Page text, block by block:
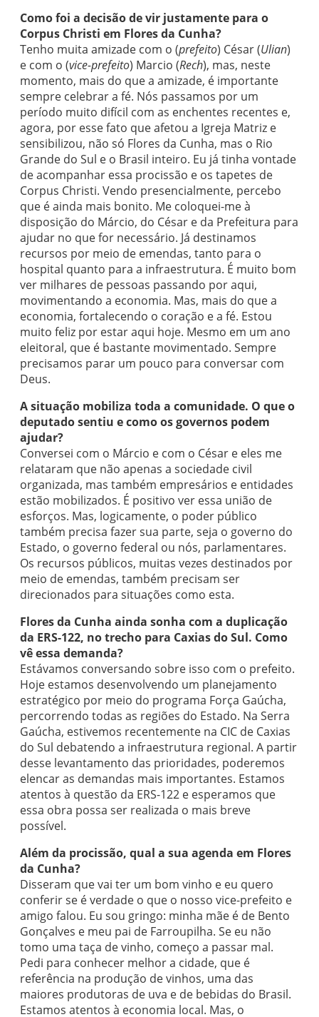
Como foi a decisão de vir justamente para o
Corpus Christi em Flores da Cunha?
Tenho muita amizade com o (prefeito) César (Ulian)
e com o (vice-prefeito) Marcio (Rech), mas, neste
momento, mais do que a amizade, é importante
sempre celebrar a fé. Nós passamos por um
período muito difícil com as enchentes recentes e,
agora, por esse fato que afetou a Igreja Matriz e
sensibilizou, não só Flores da Cunha, mas o Rio
Grande do Sul e o Brasil inteiro. Eu já tinha vontade
de acompanhar essa procissão e os tapetes de
Corpus Christi. Vendo presencialmente, percebo
que é ainda mais bonito. Me coloquei-me à
disposição do Márcio, do César e da Prefeitura para
ajudar no que for necessário. Já destinamos
recursos por meio de emendas, tanto para o
hospital quanto para a infraestrutura. É muito bom
ver milhares de pessoas passando por aqui,
movimentando a economia. Mas, mais do que a
economia, fortalecendo o coração e a fé. Estou
muito feliz por estar aqui hoje. Mesmo em um ano
eleitoral, que é bastante movimentado. Sempre
precisamos parar um pouco para conversar com
Deus.
A situação mobiliza toda a comunidade. O que o
deputado sentiu e como os governos podem
ajudar?
Conversei com o Márcio e com o César e eles me
relataram que não apenas a sociedade civil
organizada, mas também empresários e entidades
estão mobilizados. É positivo ver essa união de
esforços. Mas, logicamente, o poder público
também precisa fazer sua parte, seja o governo do
Estado, o governo federal ou nós, parlamentares.
Os recursos públicos, muitas vezes destinados por
meio de emendas, também precisam ser
direcionados para situações como esta.
Flores da Cunha ainda sonha com a duplicação
da ERS-122, no trecho para Caxias do Sul. Como
vê essa demanda?
Estávamos conversando sobre isso com o prefeito.
Hoje estamos desenvolvendo um planejamento
estratégico por meio do programa Força Gaúcha,
percorrendo todas as regiões do Estado. Na Serra
Gaúcha, estivemos recentemente na CIC de Caxias
do Sul debatendo a infraestrutura regional. A partir
desse levantamento das prioridades, poderemos
elencar as demandas mais importantes. Estamos
atentos à questão da ERS-122 e esperamos que
essa obra possa ser realizada o mais breve
possível.
Além da procissão, qual a sua agenda em Flores
da Cunha?
Disseram que vai ter um bom vinho e eu quero
conferir se é verdade o que o nosso vice-prefeito e
amigo falou. Eu sou gringo: minha mãe é de Bento
Gonçalves e meu pai de Farroupilha. Se eu não
tomo uma taça de vinho, começo a passar mal.
Pedi para conhecer melhor a cidade, que é
referência na produção de vinhos, uma das
maiores produtoras de uva e de bebidas do Brasil.
Estamos atentos à economia local. Mas, o